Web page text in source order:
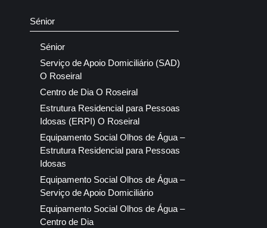
Sénior
Sénior
Serviço de Apoio Domiciliário (SAD)
O Roseiral
Centro de Dia O Roseiral
Estrutura Residencial para Pessoas
Idosas (ERPI) O Roseiral
Equipamento Social Olhos de Água –
Estrutura Residencial para Pessoas
Idosas
Equipamento Social Olhos de Água –
Serviço de Apoio Domiciliário
Equipamento Social Olhos de Água –
Centro de Dia